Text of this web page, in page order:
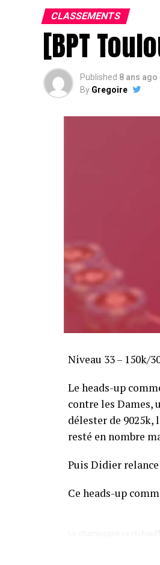
Sofian Benaissa,
CLASSEMENTS
[BPT
Published 8 ans ago
By Gregoire
Niveau 33 – 150k/
Le heads-up
contre les Dames,
délester de 9025k,
resté en nombre
Puis Didier
Ce heads-up
Le champagne va